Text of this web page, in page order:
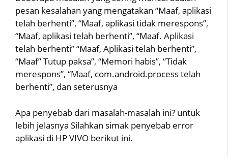
pesan kesalahan yang mengatakan “Maaf, aplikasi
telah berhenti”, “Maaf, aplikasi tidak merespons”,
“Maaf, aplikasi telah berhenti”, “Maaf. Aplikasi
telah berhenti” “Maaf, Aplikasi telah berhenti”,
“Maaf” Tutup paksa”, “Memori habis”, “Tidak
merespons”, “Maaf, com.android.process telah
berhenti”, dan seterusnya
Apa penyebab dari masalah-masalah ini? untuk
lebih jelasnya Silahkan simak penyebab error
aplikasi di HP VIVO berikut ini.